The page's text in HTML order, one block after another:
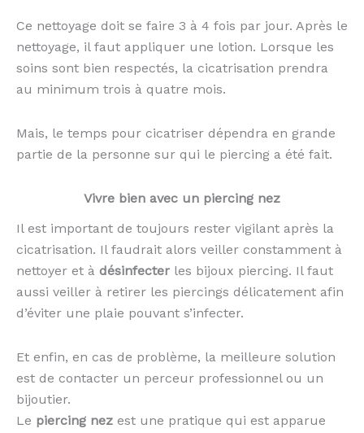
Ce nettoyage doit se faire 3 à 4 fois par jour. Après le
nettoyage, il faut appliquer une lotion. Lorsque les
soins sont bien respectés, la cicatrisation prendra
au minimum trois à quatre mois.
Mais, le temps pour cicatriser dépendra en grande
partie de la personne sur qui le piercing a été fait.
Vivre bien avec un piercing nez
Il est important de toujours rester vigilant après la
cicatrisation. Il faudrait alors veiller constamment à
nettoyer et à désinfecter les bijoux piercing. Il faut
aussi veiller à retirer les piercings délicatement afin
d’éviter une plaie pouvant s’infecter.
Et enfin, en cas de problème, la meilleure solution
est de contacter un perceur professionnel ou un
bijoutier.
Le piercing nez est une pratique qui est apparue